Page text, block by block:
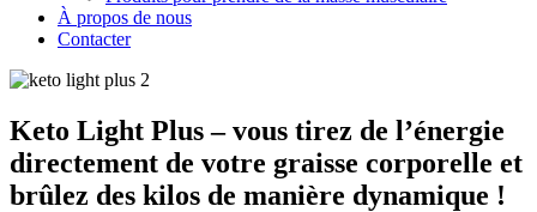
À propos de nous
Contacter
Keto Light Plus – vous tirez de l’énergie
directement de votre graisse corporelle et
brûlez des kilos de manière dynamique !